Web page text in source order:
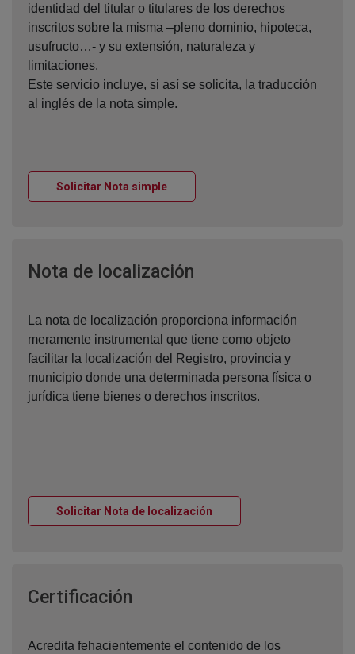
identidad del titular o titulares de los derechos
inscritos sobre la misma –pleno dominio, hipoteca,
usufructo…- y su extensión, naturaleza y
limitaciones.
Este servicio incluye, si así se solicita, la traducción
al inglés de la nota simple.
Solicitar Nota simpleVentana nueva
Nota de localización
La nota de localización proporciona información
meramente instrumental que tiene como objeto
facilitar la localización del Registro, provincia y
municipio donde una determinada persona física o
jurídica tiene bienes o derechos inscritos.
Solicitar Nota de localización
Certificación
Acredita fehacientemente el contenido de los